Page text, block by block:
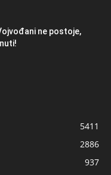
ne postoje,
5411
2886
937